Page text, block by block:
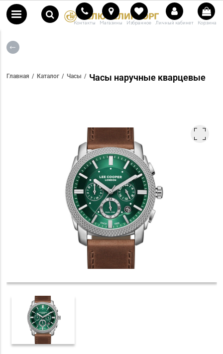
Контакты Магазины Избранное Личный кабинет Корзина
Главная Каталог Часы Часы наручные кварцевые